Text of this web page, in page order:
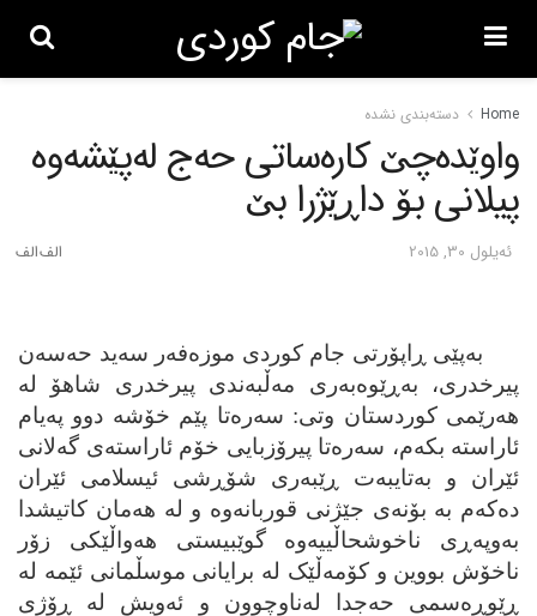
Home دسته‌بندی نشده
واوێده‌چێ کاره‌ساتی حه‌ج له‌پێشه‌وه‌
پیلانی بۆ داڕێژرا بێ
ئه‌یلول 30, 2015
به‌پێی ڕاپۆرتی جام کوردی موزه‌فه‌ر سه‌ید حه‌سه‌ن
پیرخدری، به‌ڕێوه‌به‌ری مه‌ڵبه‌ندی پیرخدری شاهۆ له‌
هه‌رێمی کوردستان وتی: سه‌ره‌تا پێم خۆشه‌ دوو په‌یام
ئاراسته‌ بکه‌م، سه‌ره‌تا پیرۆزبایی خۆم ئاراسته‌ی گه‌لانی
ئێران و به‌تایبه‌ت ڕێبه‌ری شۆڕشی ئیسلامی ئێران
ده‌که‌م به‌ بۆنه‌ی جێژنی قوربانه‌وه‌ و له‌ هه‌مان کاتیشدا
به‌وپه‌ڕی ناخوشحاڵییه‌وه‌ گوێبیستی هه‌واڵێکی زۆر
ناخۆش بووین و کۆمه‌ڵێک له‌ برایانی موسڵمانی ئێمه‌ له‌
ڕێوڕه‌سمی حه‌جدا له‌ناوچوون و ئه‌ویش له‌ ڕۆژی